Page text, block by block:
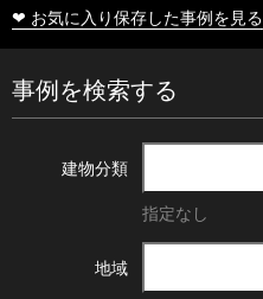
❤ お気に入り保存した事例を見る
事例を検索する
建物分類
指定なし
地域